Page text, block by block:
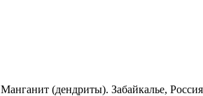
Манганит (дендриты). Забайкалье,